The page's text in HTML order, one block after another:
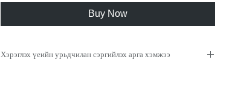
Buy Now
Хэрэглэх үеийн урьдчилан сэргийлэх арга хэмжээ